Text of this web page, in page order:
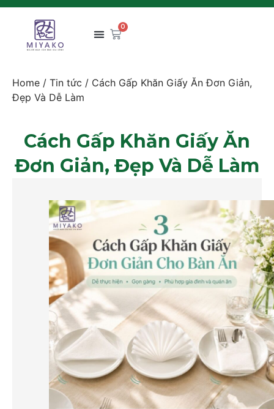
0
Home / Tin tức / Cách Gấp Khăn Giấy Ăn Đơn Giản,
Đẹp Và Dễ Làm
Cách Gấp Khăn Giấy Ăn
Đơn Giản, Đẹp Và Dễ Làm